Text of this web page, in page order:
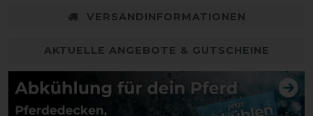
VERSANDINFORMATIONEN
AKTUELLE ANGEBOTE & GUTSCHEINE